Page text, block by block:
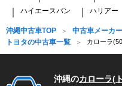
ハイエースバン ハリアー
沖縄中古車TOP 中古車メーカー
トヨタの中古車一覧
カローラ
沖縄のカローラ(